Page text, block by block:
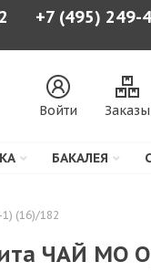
+7 (495) 249-
Войти Заказы
БАКАЛЕЯ
(16)/182
ЧАЙ МО